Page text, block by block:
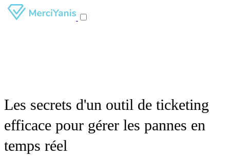
Les secrets d'un outil de ticketing
efficace pour gérer les pannes en
temps réel